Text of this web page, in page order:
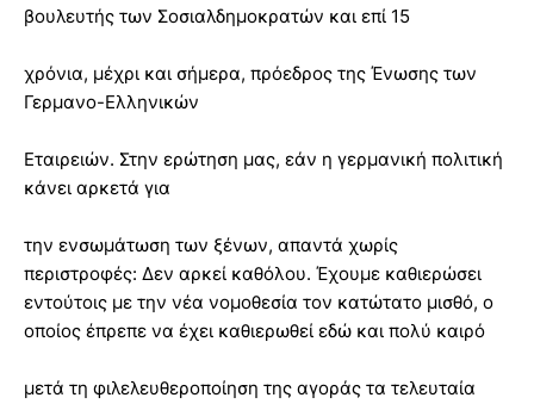
βουλευτής των Σοσιαλδημοκρατών και επί 15
χρόνια, μέχρι και σήμερα, πρόεδρος της Ένωσης των
Γερμανο-Ελληνικών
Εταιρειών. Στην ερώτηση μας, εάν η γερμανική πολιτική
κάνει αρκετά για
την ενσωμάτωση των ξένων, απαντά χωρίς
περιστροφές: Δεν αρκεί καθόλου. Έχουμε καθιερώσει
εντούτοις με την νέα νομοθεσία τον κατώτατο μισθό, ο
οποίος έπρεπε να έχει καθιερωθεί εδώ και πολύ καιρό
μετά τη φιλελευθεροποίηση της αγοράς τα τελευταία